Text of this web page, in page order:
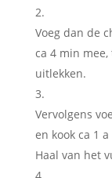
Voeg dan de
ca 4 min
uitlekken.
Vervolgens
en kook ca 1
Haal van het